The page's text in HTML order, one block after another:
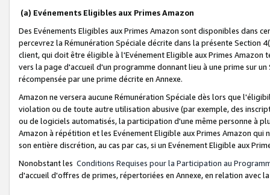
(a) Evénements Eligibles aux Primes Amazon
Des Evénements Eligibles aux Primes Amazon sont disponibles dans
percevrez la Rémunération Spéciale décrite dans la présente Section
client, qui doit être éligible à l'Evénement Eligible aux Primes Amazon
vers la page d'accueil d'un programme donnant lieu à une prime sur
récompensée par une prime décrite en Annexe.
Amazon ne versera aucune Rémunération Spéciale dès lors que
violation ou de toute autre utilisation abusive (par exemple, des
ou de logiciels automatisés, la participation d'une même personne à
Amazon à répétition et les Evénement Eligible aux Primes Amazon qui
son entière discrétion, au cas par cas, si un Evénement Eligible aux
Nonobstant les Conditions Requises pour la Participation au
d'accueil d'offres de primes, répertoriées en Annexe, en relation avec